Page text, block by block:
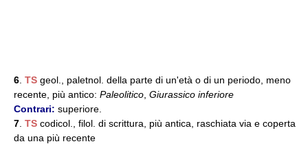
6 TS geol., paletnol. della parte di un'età o di un periodo, meno
recente, più antico: Paleolitico Giurassico inferiore
Contrari: superiore.
7 TS codicol., filol. di scrittura, più antica, raschiata via e coperta
da una più recente